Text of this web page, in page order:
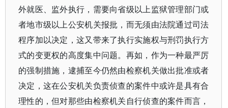
外就医、监外执行，需要向省级以上监狱管理部门或
者地市级以上公安机关报批，而无须由法院通过司法
程序加以决定，这又带来了执行实施权与刑罚执行方
式的变更权的高度集中问题。再如，作为一种最严厉
的强制措施，逮捕至今仍然由检察机关做出批准或者
决定，这在公安机关负责侦查的案件中或许是具有合
理性的，但对那些由检察机关自行侦查的案件而言，